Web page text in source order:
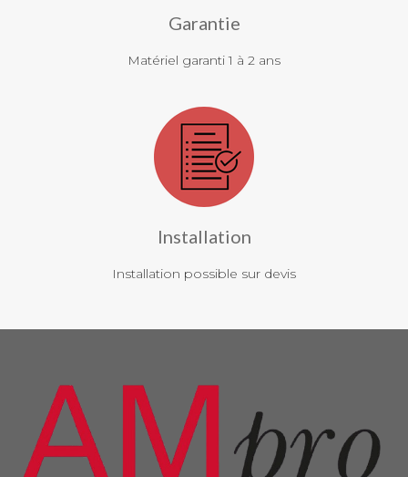
Garantie
Matériel garanti 1 à 2 ans
Installation
Installation possible sur devis